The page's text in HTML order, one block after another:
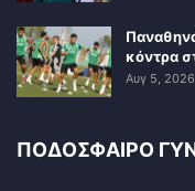
κόντρα
Αυγ 5, 2026
ΠΟΔΟΣΦΑΙΡΟ